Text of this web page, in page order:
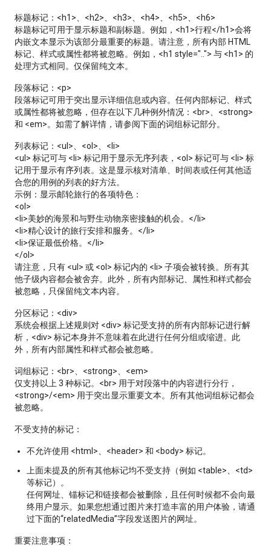
标题标记：<h1>、<h2>、<h3>、<h4>、<h5>、<h6>
标题标记可用于显示标题和副标题。例如，<h1>行程</h1>会将
内嵌文本显示为该部分最重要的标题。请注意，所有内部 HTML
标记、样式或属性都将被忽略。例如，<h1 style=".."> 与 <h1> 的
处理方式相同。仅保留纯文本。
段落标记：<p>
段落标记可用于突出显示详细信息或内容。任何内部标记、样式
或属性都将被忽略，但存在以下几种例外情况：<br>、<strong>
和 <em>。如需了解详情，请参阅下面的词组标记部分。
列表标记：<ul>、<ol>、<li>
<ul> 标记可与 <li> 标记用于显示无序列表，<ol> 标记可与 <li> 标
记用于显示有序列表。这是显示核对清单、时间表或任何其他适
合您的用例的列表的好方法。
示例：显示邮轮旅行的各项特色：
<ol>
<li>美妙的海景和与野生动物亲密接触的机会。</li>
<li>精心设计的旅行安排和服务。</li>
<li>保证最低价格。</li>
</ol>
请注意，只有 <ul> 或 <ol> 标记内的 <li> 子项会被转换。所有其
他子级内容都会被舍弃。此外，所有内部标记、属性和样式都会
被忽略，只保留纯文本内容。
分区标记：<div>
系统会根据上述规则对 <div> 标记受支持的所有内部标记进行解
析，<div> 标记本身并不意味着在此进行任何分组或缩进。此
外，所有内部属性和样式都会被忽略。
词组标记：<br>、<strong>、<em>
仅支持以上 3 种标记。<br> 用于对段落中的内容进行分行，
<strong>/<em> 用于突出显示重要文本。所有其他词组标记都会
被忽略。
不受支持的标记：
不允许使用 <html>、<header> 和 <body> 标记。
上面未提及的所有其他标记均不受支持（例如 <table>、<td>
等标记）。
任何网址、锚标记和链接都会被删除，且任何时候都不会向最
终用户显示。如果您想通过图片来打造丰富的用户体验，请通
过下面的“relatedMedia”字段发送图片的网址。
重要注意事项：